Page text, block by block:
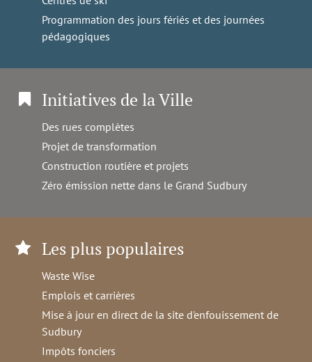
Programmation des jours fériés et des journées
pédagogiques
Initiatives de la Ville
Des rues complètes
Projet de transformation
Construction routière et projets
Zéro émission nette dans le Grand Sudbury
Les plus populaires
Waste Wise
Emplois et carrières
Mise à jour en direct de la site d'enfouissement de
Sudbury
Impôts fonciers